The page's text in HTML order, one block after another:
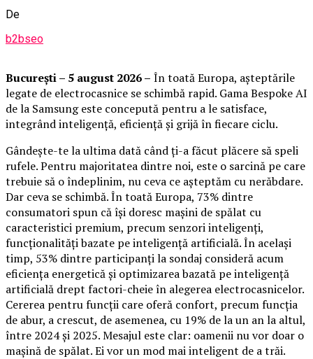
De
b2bseo
București – 5 august 2026 – În toată Europa, așteptările
legate de electrocasnice se schimbă rapid. Gama Bespoke AI
de la Samsung este concepută pentru a le satisface,
integrând inteligență, eficiență și grijă în fiecare ciclu.
Gândește-te la ultima dată când ți-a făcut plăcere să speli
rufele. Pentru majoritatea dintre noi, este o sarcină pe care
trebuie să o îndeplinim, nu ceva ce așteptăm cu nerăbdare.
Dar ceva se schimbă. În toată Europa, 73% dintre
consumatori spun că își doresc mașini de spălat cu
caracteristici premium, precum senzori inteligenți,
funcționalități bazate pe inteligență artificială. În același
timp, 53% dintre participanți la sondaj consideră acum
eficiența energetică și optimizarea bazată pe inteligență
artificială drept factori-cheie în alegerea electrocasnicelor.
Cererea pentru funcții care oferă confort, precum funcția
de abur, a crescut, de asemenea, cu 19% de la un an la altul,
între 2024 și 2025. Mesajul este clar: oamenii nu vor doar o
mașină de spălat. Ei vor un mod mai inteligent de a trăi.